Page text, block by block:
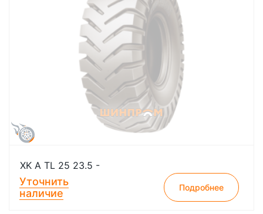
XK A TL 25 23.5 -
Уточнить
наличие
Подробнее